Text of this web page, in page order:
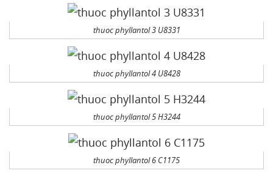
thuoc phyllantol 3 U8331
thuoc phyllantol 4 U8428
thuoc phyllantol 5 H3244
thuoc phyllantol 6 C1175